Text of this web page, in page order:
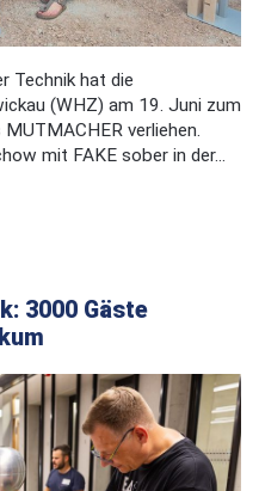
Technik hat die
(WHZ) am 19. Juni zum
verliehen.
mit FAKE sober in der...
3000 Gäste